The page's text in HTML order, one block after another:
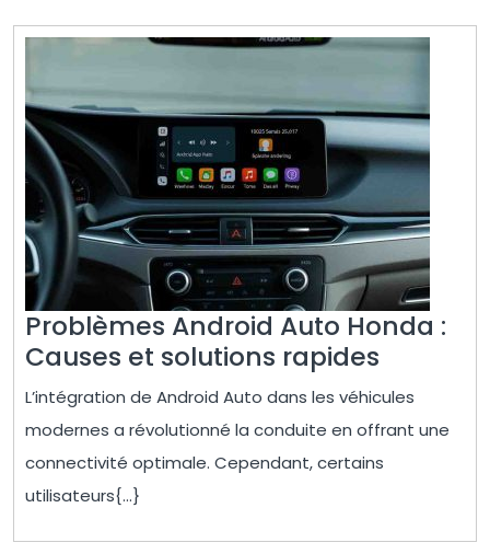
Technologie
Simplicité
Problèmes Android Auto Honda :
Causes et solutions rapides
Android
Auto
Honda
:
et
L’intégration de Android Auto dans les véhicules
modernes a révolutionné la conduite en offrant une
connectivité optimale. Cependant, certains
utilisateurs{...}